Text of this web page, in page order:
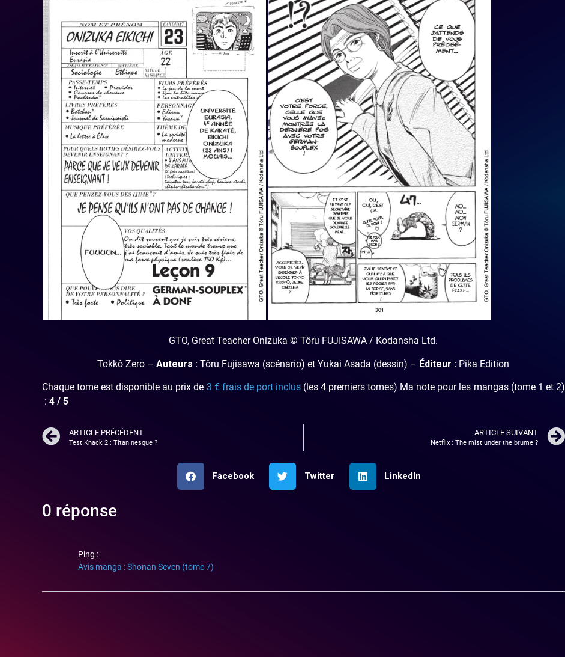
GTO, Great Teacher Onizuka © Tôru FUJISAWA / Kodansha Ltd.
Tokkô Zero – Auteurs : Tôru Fujisawa (scénario) et Yukai Asada (dessin) – Éditeur : Pika Edition
Chaque tome est disponible au prix de 3 € frais de port inclus(les 4 premiers tomes) Ma note pour les mangas (tome 1 et 2)
: 4 / 5
ARTICLE PRÉCÉDENT
Test Knack 2 : Titan nesque ?
ARTICLE SUIVANT
Netflix : The mist under the brume ?
Facebook Twitter LinkedIn
0 réponse
Ping :
Avis manga : Shonan Seven (tome 7)